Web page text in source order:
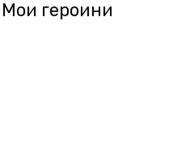
Мои героини